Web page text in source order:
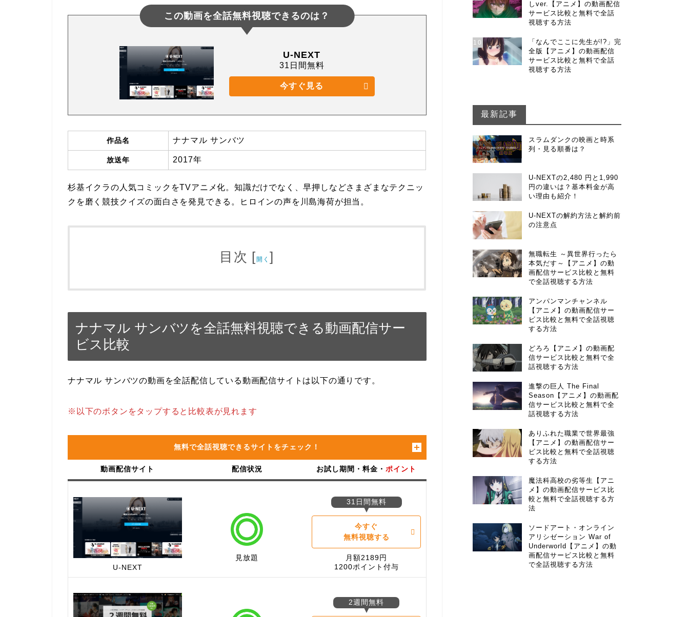
この動画を全話無料視聴できるのは？
U-NEXT
31日間無料
今すぐ見る
作品名 ナナマル サンバツ
放送年 2017年
杉基イクラの人気コミックをTVアニメ化。知識だけでなく、早押しなどさまざまなテクニッ
クを磨く競技クイズの面白さを発見できる。ヒロインの声を川島海荷が担当。
目次 [ 開く ]
ナナマル サンバツを全話無料視聴できる動画配信サー
ビス比較
ナナマル サンバツの動画を全話配信している動画配信サイトは以下の通りです。
※以下のボタンをタップすると比較表が見れます
無料で全話視聴できるサイトをチェック！
動画配信サイト 配信状況 お試し期間・料金・ ポイント
U-NEXT
見放題
31日間無料
今すぐ
無料視聴する
月額2189円
1200ポイント付与
2週間無料
しver.【アニメ】の動画配信
サービス比較と無料で全話
視聴する方法
10
「なんでここに先生が!?」完
全版【アニメ】の動画配信
サービス比較と無料で全話
視聴する方法
最新記事
スラムダンクの映画と時系
列・見る順番は？
U-NEXTの2,480 円と1,990
円の違いは？基本料金が高
い理由も紹介！
U-NEXTの解約方法と解約前
の注意点
無職転生 ～異世界行ったら
本気だす～【アニメ】の動
画配信サービス比較と無料
で全話視聴する方法
アンパンマンチャンネル
【アニメ】の動画配信サー
ビス比較と無料で全話視聴
する方法
どろろ【アニメ】の動画配
信サービス比較と無料で全
話視聴する方法
進撃の巨人 The Final
Season【アニメ】の動画配
信サービス比較と無料で全
話視聴する方法
ありふれた職業で世界最強
【アニメ】の動画配信サー
ビス比較と無料で全話視聴
する方法
魔法科高校の劣等生【アニ
メ】の動画配信サービス比
較と無料で全話視聴する方
法
ソードアート・オンライン
アリシゼーション War of
Underworld【アニメ】の動
画配信サービス比較と無料
で全話視聴する方法